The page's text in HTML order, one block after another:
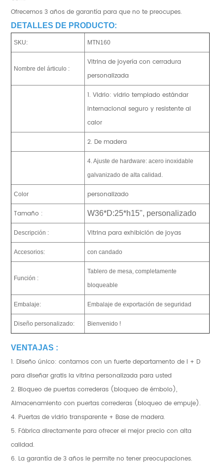
Ofrecemos 3 años de garantía para que no te preocupes.
DETALLES DE PRODUCTO:
SKU: MTN160
Nombre del árticulo :
Vitrina de joyería con cerradura
personalizada
1. Vidrio: vidrio templado estándar
internacional seguro y resistente al
calor
2. De madera
4. Ajuste de hardware: acero inoxidable
galvanizado de alta calidad.
Color
personalizado
Tamaño :
W36*D:25*h15", personalizado
Descripción : Vitrina para exhibición de joyas
Accesorios: con candado
Función :
Tablero de mesa, completamente
bloqueable
Embalaje: Embalaje de exportación de seguridad
Diseño personalizado: Bienvenido !
VENTAJAS :
1. Diseño único: contamos con un fuerte departamento de I + D
para diseñar gratis la vitrina personalizada para usted
2. Bloqueo de puertas correderas (bloqueo de émbolo),
Almacenamiento con puertas correderas (bloqueo de empuje).
4. Puertas de vidrio transparente + Base de madera.
5. Fábrica directamente para ofrecer el mejor precio con alta
calidad.
6. La garantía de 3 años le permite no tener preocupaciones.